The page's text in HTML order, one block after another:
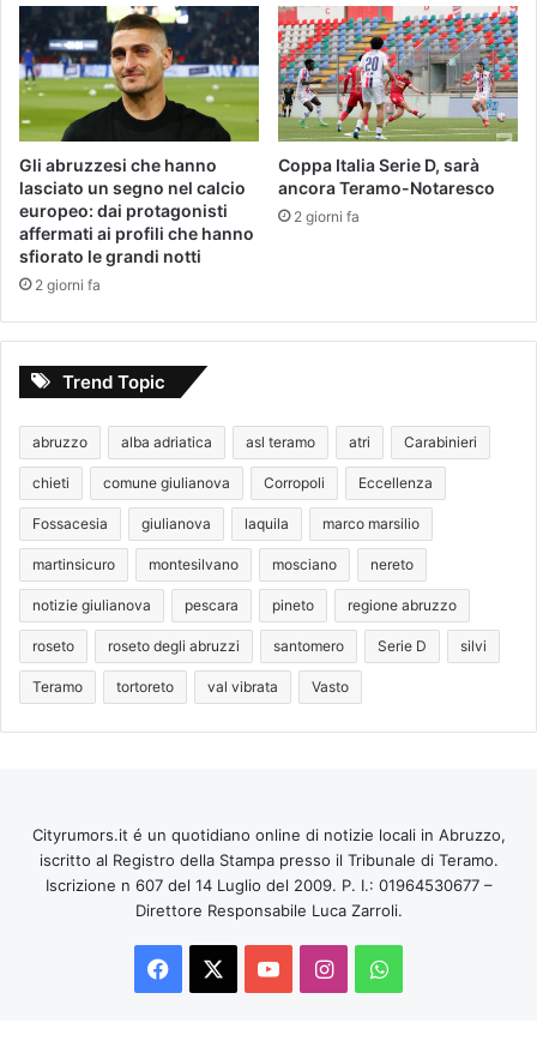
Gli abruzzesi che hanno
lasciato un segno nel calcio
europeo: dai protagonisti
affermati ai profili che hanno
sfiorato le grandi notti
2 giorni fa
Coppa Italia Serie D, sarà
ancora Teramo-Notaresco
2 giorni fa
Trend Topic
abruzzo alba adriatica asl teramo atri Carabinieri
chieti comune giulianova Corropoli Eccellenza
Fossacesia giulianova laquila marco marsilio
martinsicuro montesilvano mosciano nereto
notizie giulianova pescara pineto regione abruzzo
roseto roseto degli abruzzi santomero Serie D silvi
Teramo tortoreto val vibrata Vasto
Cityrumors.it é un quotidiano online di notizie locali in Abruzzo,
iscritto al Registro della Stampa presso il Tribunale di Teramo.
Iscrizione n 607 del 14 Luglio del 2009. P. I.: 01964530677 –
Direttore Responsabile Luca Zarroli.
Facebook
You InstagramWhatsApp